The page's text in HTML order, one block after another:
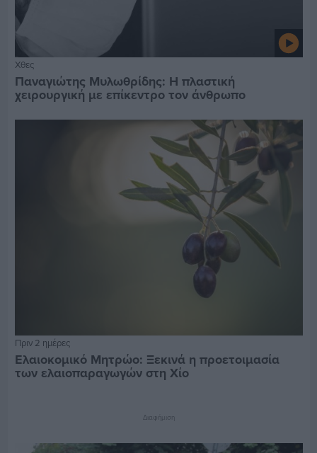
Χθες
Παναγιώτης Μυλωθρίδης: Η πλαστική
χειρουργική με επίκεντρο τον άνθρωπο
Πριν 2 ημέρες
Ελαιοκομικό Μητρώο: Ξεκινά η προετοιμασία
των ελαιοπαραγωγών στη Χίο
Διαφήμιση